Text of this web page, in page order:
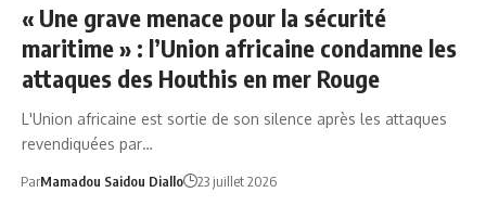
« Une grave menace pour la sécurité
maritime » : l’Union africaine condamne les
attaques des Houthis en mer Rouge
L'Union africaine est sortie de son silence après les attaques
revendiquées par…
ParMamadou Saidou Diallo 23 juillet 2026